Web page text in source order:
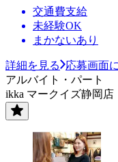
交通費支給
未経験OK
まかないあり
詳細を見る
応募画面
アルバイト・パート
ikka マークイズ静岡店